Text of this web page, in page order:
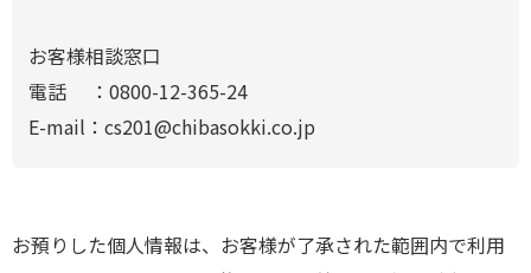
お客様相談窓口
電話 ：0800-12-365-24
E-mail：cs201@chibasokki.co.jp
お預りした個人情報は、お客様が了承された範囲内で利用